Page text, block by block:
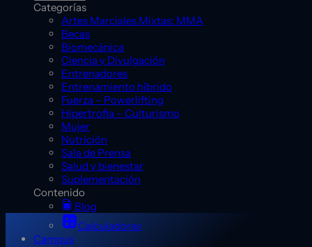
Categorías
Artes Marciales Mixtas: MMA
Becas
Biomecánica
Ciencia y Divulgación
Entrenadores
Entrenamiento híbrido
Fuerza – Powerlifting
Hipertrofia – Culturismo
Mujer
Nutrición
Sala de Prensa
Salud y bienestar
Suplementación
Contenido
Blog
Calculadoras
Campus